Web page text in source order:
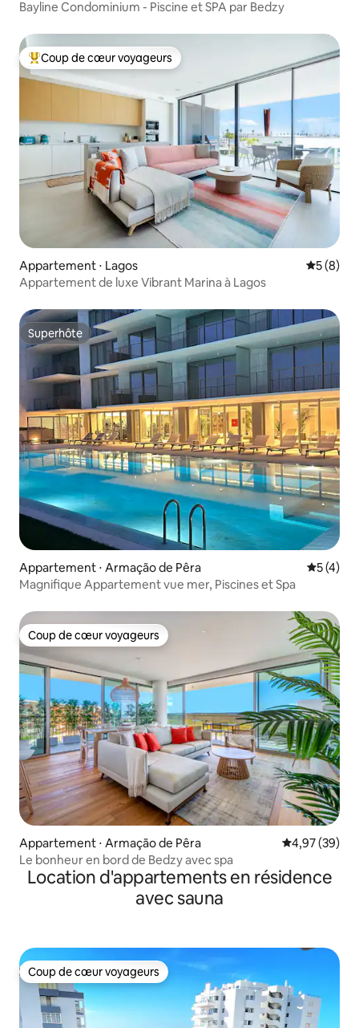
Bayline Condominium - Piscine et SPA par Bedzy
Coups de cœur voyageurs les plus appréciés
Coup de cœur voyageurs
Appartement ⋅ Lagos
5 (8)
Appartement de luxe Vibrant Marina à Lagos
Superhôte
Superhôte
Appartement ⋅ Armação de Pêra
5 (4)
Magnifique Appartement vue mer, Piscines et Spa
Coup de cœur voyageurs
Coup de cœur voyageurs
Appartement ⋅ Armação de Pêra Évaluation
4,97 (39)
Le bonheur en bord de Bedzy avec spa
Location d'appartements en résidence
avec sauna
Coup de cœur voyageurs
Coup de cœur voyageurs